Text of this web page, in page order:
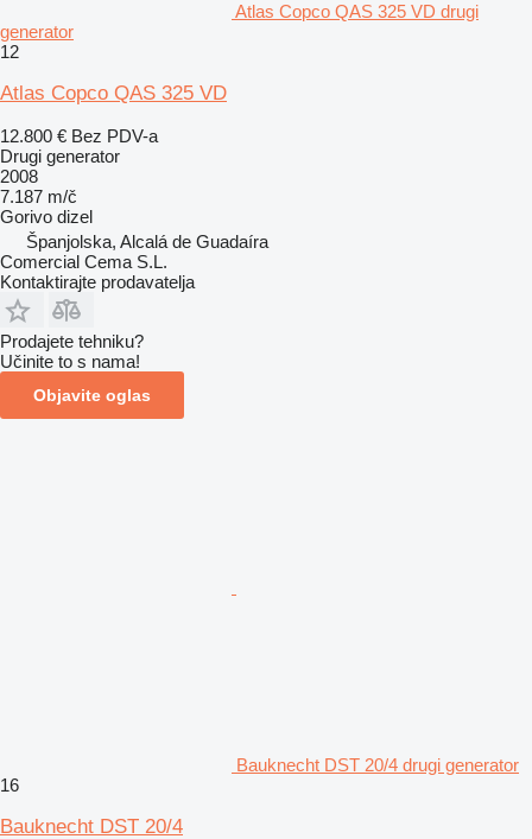
Atlas Copco QAS 325 VD drugi
generator
12
Atlas Copco QAS 325 VD
12.800 € Bez PDV-a
Drugi generator
2008
7.187 m/č
Gorivo dizel
Španjolska, Alcalá de Guadaíra
Comercial Cema S.L.
Kontaktirajte prodavatelja
Prodajete tehniku?
Učinite to s nama!
Objavite oglas
Bauknecht DST 20/4 drugi generator
16
Bauknecht DST 20/4